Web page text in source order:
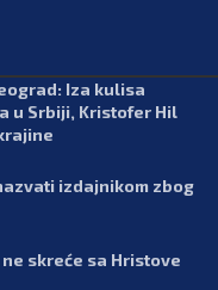
Iza kulisa
u Srbiji, Kristofer Hil
izdajnikom zbog
skreće sa Hristove